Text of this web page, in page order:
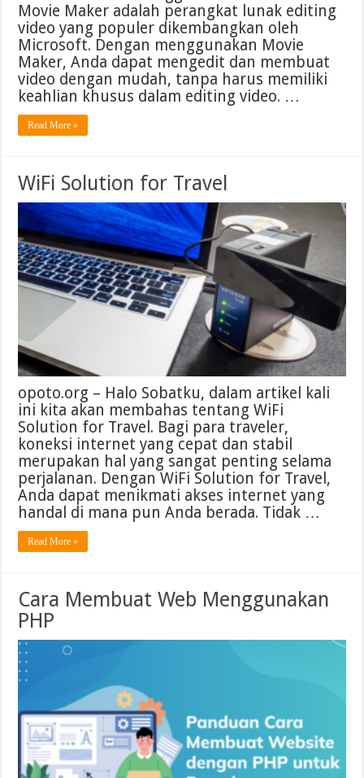
Movie Maker adalah perangkat lunak editing
video yang populer dikembangkan oleh
Microsoft. Dengan menggunakan Movie
Maker, Anda dapat mengedit dan membuat
video dengan mudah, tanpa harus memiliki
keahlian khusus dalam editing video. …
Read More »
WiFi Solution for Travel
opoto.org – Halo Sobatku, dalam artikel kali
ini kita akan membahas tentang WiFi
Solution for Travel. Bagi para traveler,
koneksi internet yang cepat dan stabil
merupakan hal yang sangat penting selama
perjalanan. Dengan WiFi Solution for Travel,
Anda dapat menikmati akses internet yang
handal di mana pun Anda berada. Tidak …
Read More »
Cara Membuat Web Menggunakan
PHP